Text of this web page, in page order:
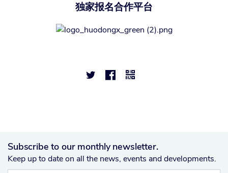
独家报名合作平台
  
Subscribe to our monthly newsletter.
Keep up to date on all the news, events and developments.